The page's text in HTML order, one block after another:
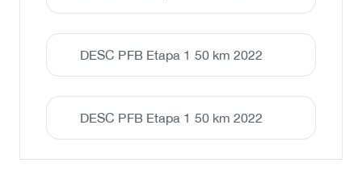
DESC PFB Etapa 1 50 km 2022
DESC PFB Etapa 1 50 km 2022